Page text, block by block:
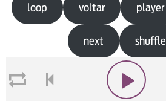
loop voltar player
next shuffle